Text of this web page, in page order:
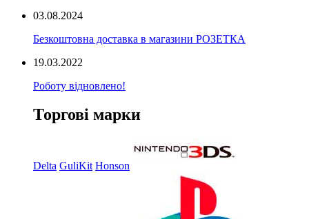
03.08.2024
Безкоштовна доставка в магазини РОЗЕТКА
19.03.2022
Роботу відновлено!
Торгові марки
Delta GuliKit Honson